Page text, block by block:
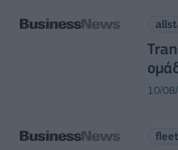
10/